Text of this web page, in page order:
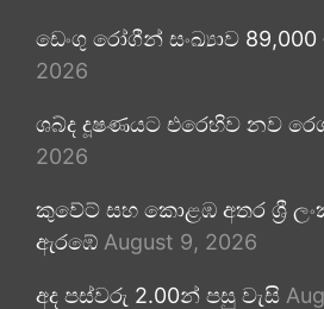
ඩෙංගු රෝගීන් සංඛ්‍යාව
2026
ශබ්ද දූෂණයට එරෙහිව නව
2026
කුවේට් සහ කොළඹ අතර ශ්‍රී
ඇරඹේ August 9, 2026
අද පස්වරු 2.00න් පසු වැසි